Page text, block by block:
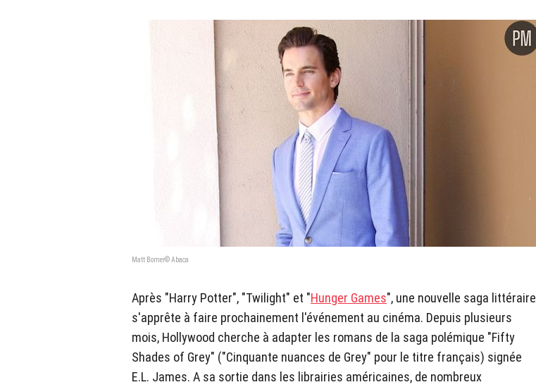
Matt Bomer© Abaca
Après "Harry Potter", "Twilight" et "Hunger Games", une nouvelle saga littéraire
s'apprête à faire prochainement l'événement au cinéma. Depuis plusieurs
mois, Hollywood cherche à adapter les romans de la saga polémique "Fifty
Shades of Grey" ("Cinquante nuances de Grey" pour le titre français) signée
E.L. James. A sa sortie dans les librairies américaines, de nombreux